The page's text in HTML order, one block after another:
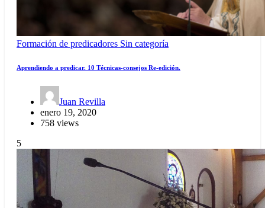
Formación de predicadores Sin categoría
Aprendiendo a predicar. 10 Técnicas-consejos Re-edición.
Juan Revilla
enero 19, 2020
758 views
5